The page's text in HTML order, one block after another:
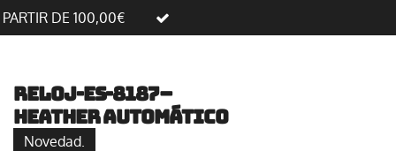
DE 100,00€
Reloj-ES-8187–
HEATHER AUTOMÁTICO
Novedad.